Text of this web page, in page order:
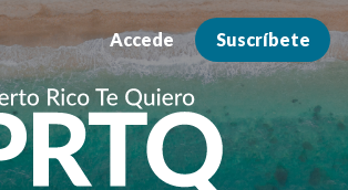
Accede Suscríbete